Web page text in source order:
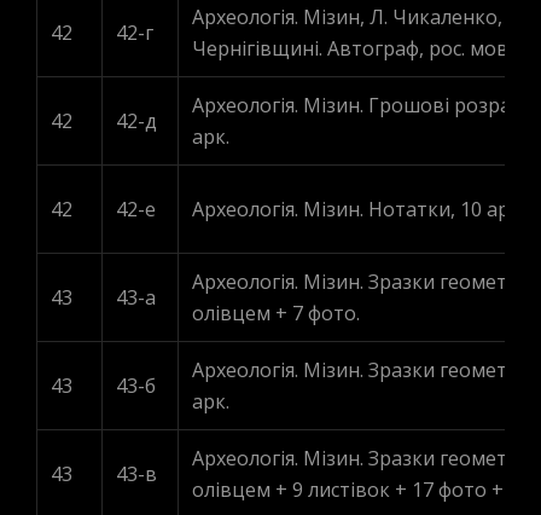
42 42-г
Археологія. Мізин, Л. Чикаленко,
Чернігівщині. Автограф, рос. мова,
42 42-д
Археологія. Мізин. Грошові
арк.
42 42-е Археологія. Мізин. Нотатки, 10 арк.,
43 43-a
Археологія. Мізин. Зразки
олівцем + 7 фото.
43 43-б
Археологія. Мізин. Зразки
арк.
43 43-в
Археологія. Мізин. Зразки
олівцем + 9 листівок + 17 фото + 2